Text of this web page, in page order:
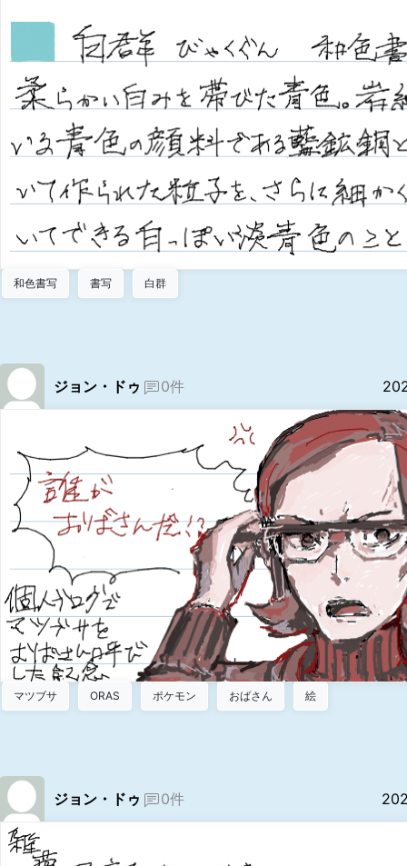
和色書写 書写 白群
ジョン・ドゥ 0件
マツブサ ORAS ポケモン おばさん 絵
ジョン・ドゥ 0件